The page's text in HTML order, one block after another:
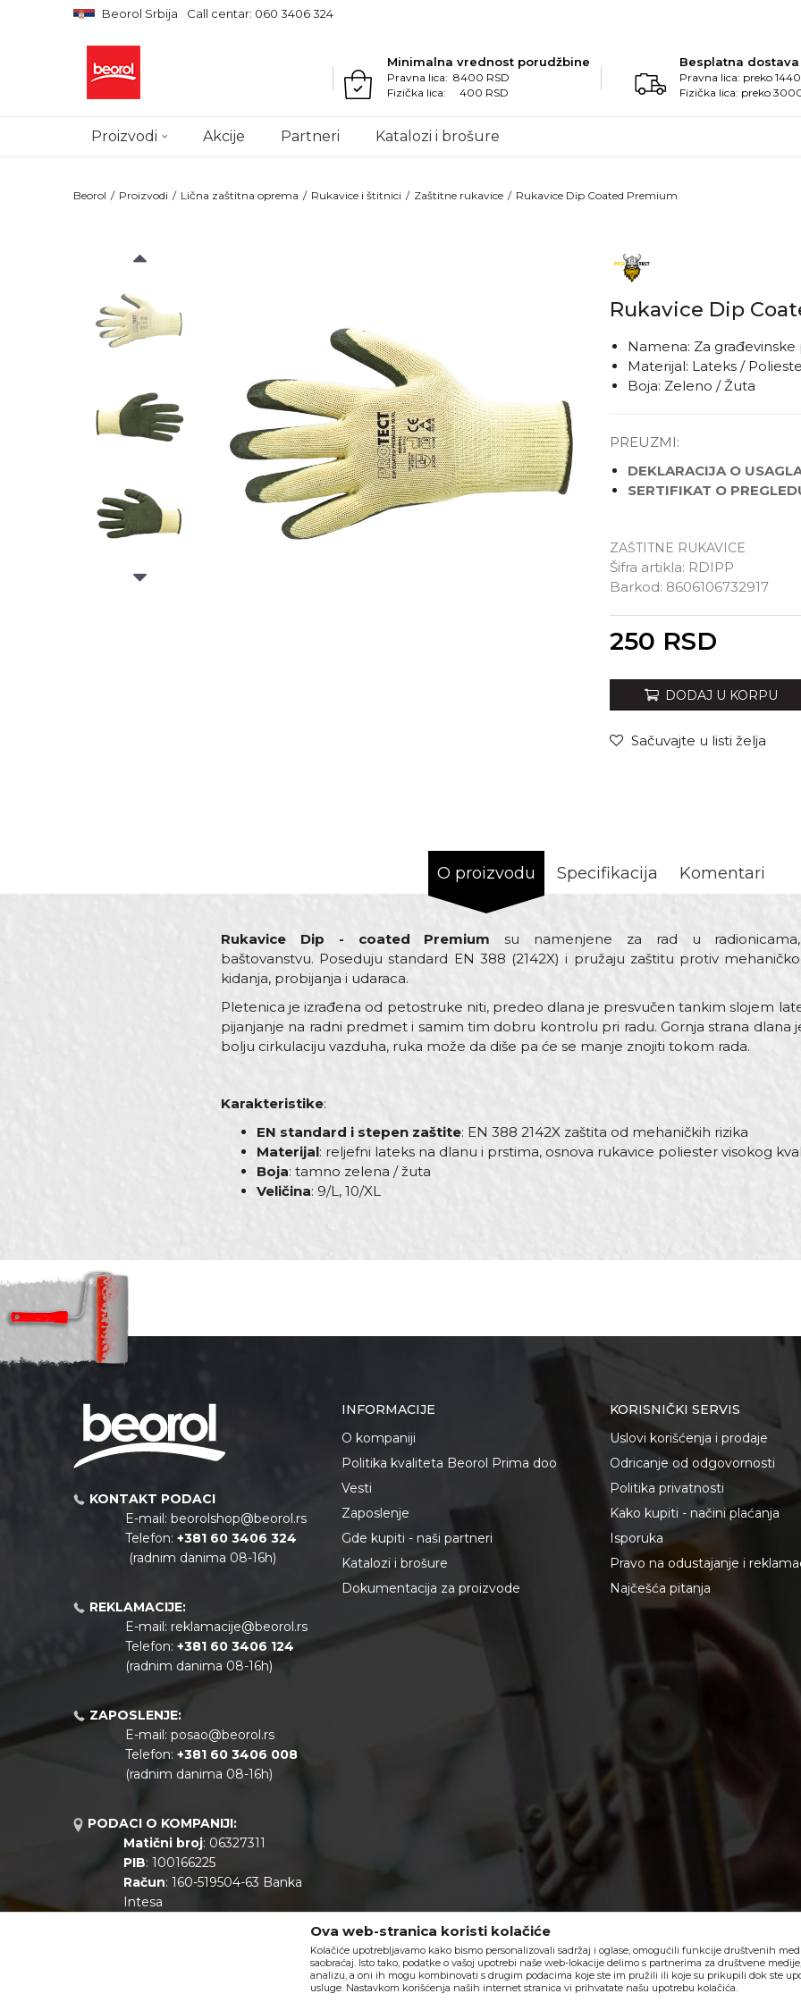
Beorol Srbija Call centar: 060 3406 324
Minimalna vrednost porudžbine
Pravna lica: 8400 RSD
Fizička lica: 400 RSD
Besplatna dostava
Pravna lica: preko
Fizička lica: preko
Proizvodi Akcije Partneri Katalozi i brošure
Beorol Proizvodi Lična zaštitna oprema Rukavice i štitnici Zaštitne rukavice Rukavice Dip Coated Premium
Rukavice Dip
ZAŠTITNE RUKAVICE
Šifra artikla: RDIPP
Barkod: 8606106732917
Namena: Za građevinske
Materijal: Lateks /
Boja: Zeleno / Žuta
PREUZMI:
DEKLARACIJA O
SERTIFIKAT O
250 RSD
Izaberi veličinu:
XL XXL
DODAJ U KORPU
Sačuvajte u listi želja
O proizvodu Specifikacija Komentari
Rukavice Dip - coated Premium su namenjene za rad u
baštovanstvu. Poseduju standard EN 388 (2142X) i pružaju zaštitu protiv
kidanja, probijanja i udaraca.
Pletenica je izrađena od petostruke niti, predeo dlana je presvučen tankim slojem
pijanjanje na radni predmet i samim tim dobru kontrolu pri radu. Gornja strana dlana
bolju cirkulaciju vazduha, ruka može da diše pa će se manje znojiti tokom rada.
Karakteristike:
EN standard i stepen zaštite: EN 388 2142X zaštita od mehaničkih rizika
Materijal: reljefni lateks na dlanu i prstima, osnova rukavice poliester visokog
Boja: tamno zelena / žuta
Veličina: 9/L, 10/XL
Armirači, Baštovani, Bravari, Električari, Fasaderi, Izolateri,
PROtect
Poruka
Anti-spam zaštita - izračunajte koliko je 2 + 3 :
POŠALJI
KONTAKT PODACI
E-mail: beorolshop@beorol.rs
Telefon: +381 60 3406 324
(radnim danima 08-16h)
REKLAMACIJE:
E-mail: reklamacije@beorol.rs
Telefon: +381 60 3406 124
(radnim danima 08-16h)
ZAPOSLENJE:
E-mail: posao@beorol.rs
Telefon: +381 60 3406 008
(radnim danima 08-16h)
PODACI O KOMPANIJI:
Matični broj: 06327311
PIB: 100166225
Račun: 160-519504-63 Banka
Intesa
INFORMACIJE
O kompaniji
Politika kvaliteta Beorol Prima doo
Vesti
Zaposlenje
Gde kupiti - naši partneri
Katalozi i brošure
Dokumentacija za proizvode
KORISNIČKI SERVIS
Uslovi korišćenja i prodaje
Odricanje od odgovornosti
Politika privatnosti
Kako kupiti - načini plaćanja
Isporuka
Pravo na odustajanje i
Najčešća pitanja
Ova web-stranica koristi kolačiće
Kolačiće upotrebljavamo kako bismo personalizovali sadržaj i oglase, omogućili funkcije društvenih
saobraćaj. Isto tako, podatke o vašoj upotrebi naše web-lokacije delimo s partnerima za društvene
analizu, a oni ih mogu kombinovati s drugim podacima koje ste im pružili ili koje su prikupili dok ste
usluge. Nastavkom korišćenja naših internet stranica vi prihvatate našu upotrebu kolačića.